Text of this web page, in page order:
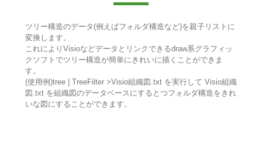
ツリー構造のデータ(例えばフォルダ構造など)を親子リストに
変換します。
これによりVisioなどデータとリンクできるdraw系グラフィッ
クソフトでツリー構造が簡単にきれいに描くことができま
す。
(使用例)tree | TreeFilter >Visio組織図.txt を実行して Visio組織
図.txt を組織図のデータベースにするとつフォルダ構造をきれ
いな図にすることができます。